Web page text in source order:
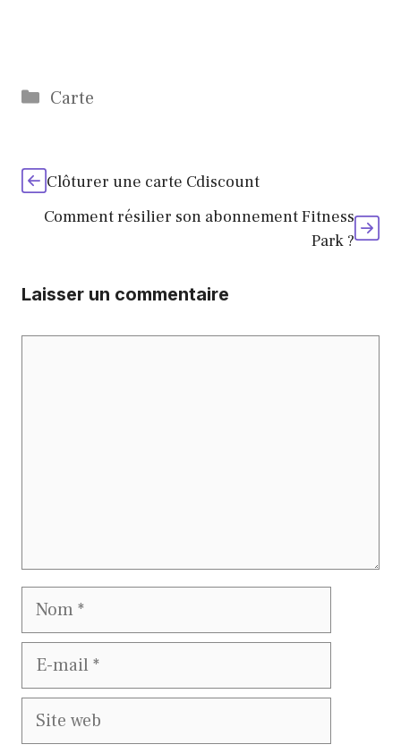
Catégories
Carte
Clôturer une carte Cdiscount
Comment résilier son abonnement Fitness
Park ?
Laisser un commentaire
Nom
E-
Site